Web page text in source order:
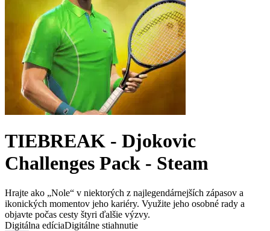
TIEBREAK - Djokovic
Challenges Pack - Steam
Hrajte ako „Nole“ v niektorých z najlegendárnejších zápasov a
ikonických momentov jeho kariéry. Využite jeho osobné rady a
objavte počas cesty štyri ďalšie výzvy.
Digitálna edíciaDigitálne stiahnutie